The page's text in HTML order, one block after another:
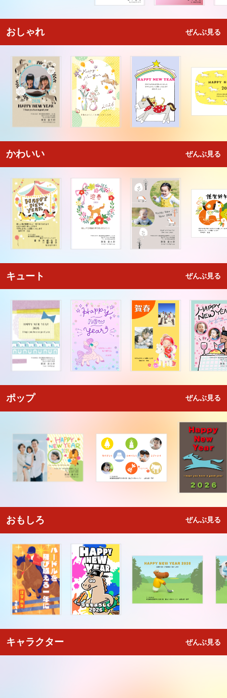
おしゃれ ぜんぶ見る
かわいい ぜんぶ見る
キュート ぜんぶ見る
ポップ ぜんぶ見る
おもしろ ぜんぶ見る
キャラクター ぜんぶ見る